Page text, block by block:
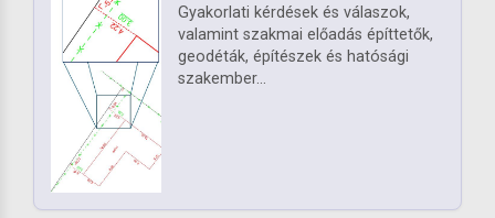
Gyakorlati kérdések és válaszok,
valamint szakmai előadás építtetők,
geodéták, építészek és hatósági
szakember...